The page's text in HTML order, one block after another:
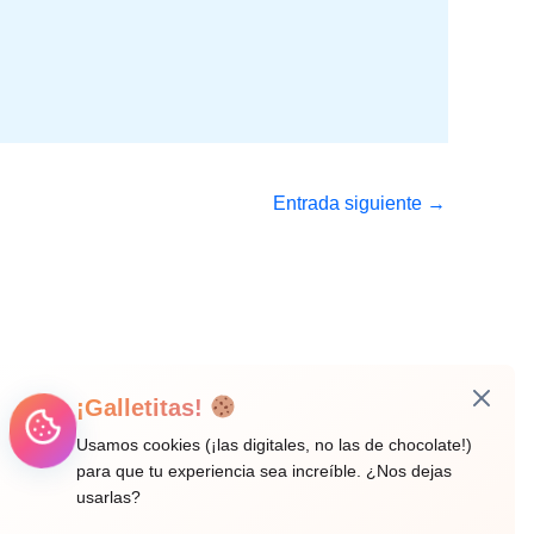
Entrada siguiente →
¡Galletitas!
Usamos cookies (¡las digitales, no las de chocolate!)
para que tu experiencia sea increíble. ¿Nos dejas
usarlas?